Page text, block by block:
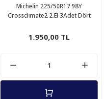
Michelin 225/50R17 98Y
Crossclimate2 2.El 3Adet Dört
1.950,00 TL